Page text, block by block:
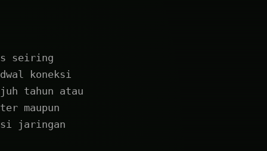
seiring
koneksi
tahun atau
maupun
jaringan